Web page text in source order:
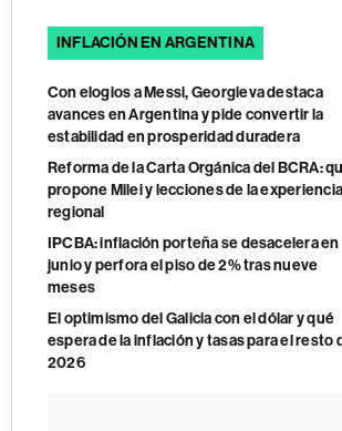
INFLACIÓN EN ARGENTINA
Con elogios a Messi, Georgieva destaca
avances en Argentina y pide convertir la
estabilidad en prosperidad duradera
Reforma de la Carta Orgánica del BCRA:
propone Milei y lecciones de la experiencia
regional
IPCBA: inflación porteña se desacelera en
junio y perfora el piso de 2% tras nueve
meses
El optimismo del Galicia con el dólar y qué
espera de la inflación y tasas para el resto
2026